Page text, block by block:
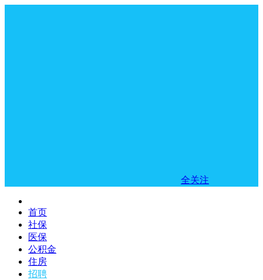
全关注
首页
社保
医保
公积金
住房
招聘